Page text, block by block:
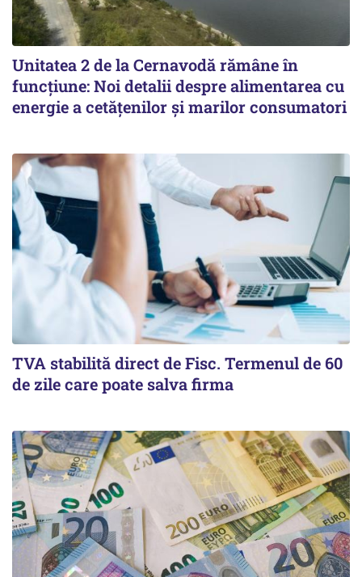
Unitatea 2 de la Cernavodă rămâne în
funcțiune: Noi detalii despre alimentarea cu
energie a cetățenilor și marilor consumatori
TVA stabilită direct de Fisc. Termenul de 60
de zile care poate salva firma